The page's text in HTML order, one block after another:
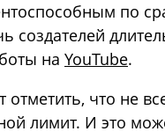
по
создателей
на YouTube.
отметить, что не
лимит. И это